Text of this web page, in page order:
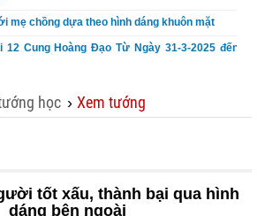
mẹ chồng dựa theo hình dáng khuôn mặt
12 Cung Hoàng Đạo Từ Ngày 31-3-2025 đến
học › Xem tướng
tốt xấu, thành bại qua hình
dáng bên ngoài